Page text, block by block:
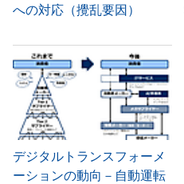
への対応（攪乱要因）
デジタルトランスフォーメ
ーションの動向－自動運転